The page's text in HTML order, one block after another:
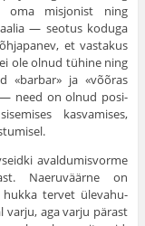
oma misjonist ning
— seotus koduga
et vastakus
ole olnud tühine ning
«barbar» ja «võõras
— need on olnud posi­
kasvamises,
avaldumisvorme
Naeruväärne on
hukka tervet ülevahu­
aga varju pärast